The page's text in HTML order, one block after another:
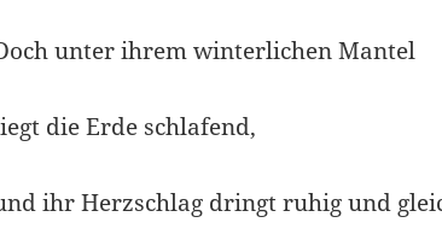
unter ihrem winterlichen Mantel
die Erde schlafend,
ihr Herzschlag dringt ruhig und